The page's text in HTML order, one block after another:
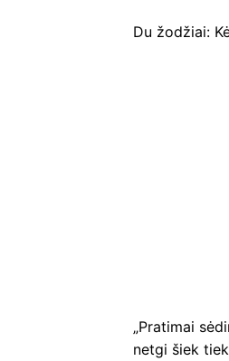
Du žodžiai:
„Pratimai
netgi šiek